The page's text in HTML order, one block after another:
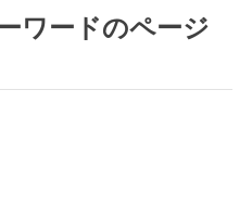
ワードのページ